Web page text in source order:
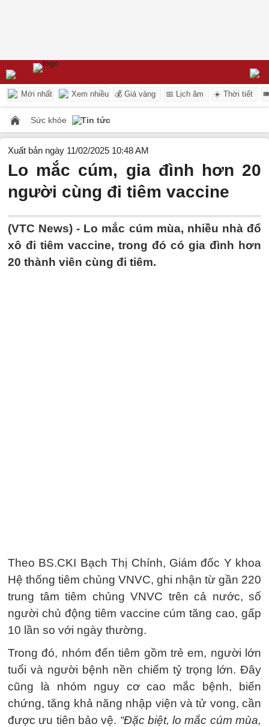
Mới nhất Xem nhiều 💰 Giá vàng 📅 Lịch âm ☀️ Thời tiết
Sức khỏe Tin tức
Xuất bản ngày 11/02/2025 10:48 AM
Lo mắc cúm, gia đình hơn 20
người cùng đi tiêm vaccine
(VTC News) - Lo mắc cúm mùa, nhiều nhà đổ
xô đi tiêm vaccine, trong đó có gia đình hơn
20 thành viên cùng đi tiêm.
Theo BS.CKI Bạch Thị Chính, Giám đốc Y khoa
Hệ thống tiêm chủng VNVC, ghi nhận từ gần 220
trung tâm tiêm chủng VNVC trên cả nước, số
người chủ động tiêm vaccine cúm tăng cao, gấp
10 lần so với ngày thường.
Trong đó, nhóm đến tiêm gồm trẻ em, người lớn
tuổi và người bệnh nền chiếm tỷ trọng lớn. Đây
cũng là nhóm nguy cơ cao mắc bệnh, biến
chứng, tăng khả năng nhập viện và tử vong, cần
được ưu tiên bảo vệ. “Đặc biệt, lo mắc cúm mùa,